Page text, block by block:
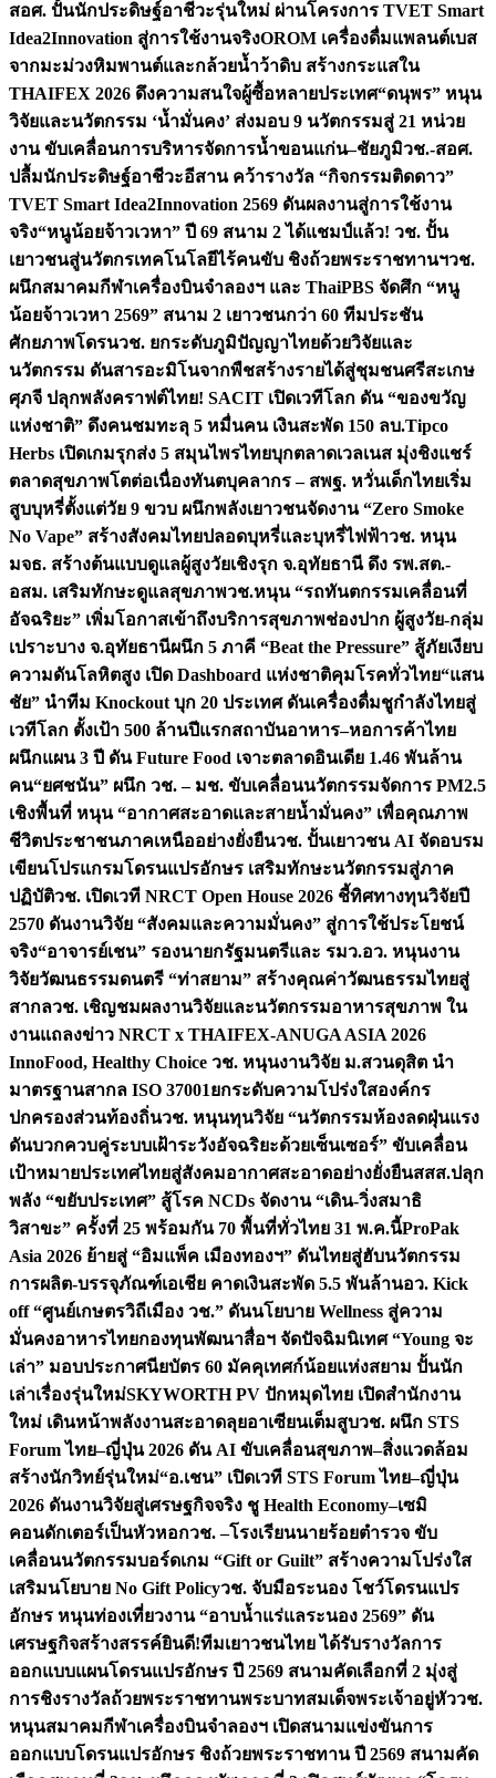
สอศ. ปั้นนักประดิษฐ์อาชีวะรุ่นใหม่ ผ่านโครงการ TVET Smart
Idea2Innovation สู่การใช้งานจริงOROM เครื่องดื่มแพลนต์เบส
จากมะม่วงหิมพานต์และกล้วยน้ำว้าดิบ สร้างกระแสใน
THAIFEX 2026 ดึงความสนใจผู้ซื้อหลายประเทศ“ดนุพร” หนุน
วิจัยและนวัตกรรม ‘น้ำมั่นคง’ ส่งมอบ 9 นวัตกรรมสู่ 21 หน่วย
งาน ขับเคลื่อนการบริหารจัดการน้ำขอนแก่น–ชัยภูมิวช.-สอศ.
ปลื้มนักประดิษฐ์อาชีวะอีสาน คว้ารางวัล “กิจกรรมติดดาว”
TVET Smart Idea2Innovation 2569 ดันผลงานสู่การใช้งาน
จริง“หนูน้อยจ้าวเวหา” ปี 69 สนาม 2 ได้แชมป์แล้ว! วช. ปั้น
เยาวชนสู่นวัตกรเทคโนโลยีไร้คนขับ ชิงถ้วยพระราชทานฯวช.
ผนึกสมาคมกีฬาเครื่องบินจำลองฯ และ ThaiPBS จัดศึก “หนู
น้อยจ้าวเวหา 2569” สนาม 2 เยาวชนกว่า 60 ทีมประชัน
ศักยภาพโดรนวช. ยกระดับภูมิปัญญาไทยด้วยวิจัยและ
นวัตกรรม ดันสารอะมิโนจากพืชสร้างรายได้สู่ชุมชนศรีสะเกษ
ศุภจี ปลุกพลังคราฟต์ไทย! SACIT เปิดเวทีโลก ดัน “ของขวัญ
แห่งชาติ” ดึงคนชมทะลุ 5 หมื่นคน เงินสะพัด 150 ลบ.Tipco
Herbs เปิดเกมรุกส่ง 5 สมุนไพรไทยบุกตลาดเวลเนส มุ่งชิงแชร์
ตลาดสุขภาพโตต่อเนื่องทันตบุคลากร – สพฐ. หวั่นเด็กไทยเริ่ม
สูบบุหรี่ตั้งแต่วัย 9 ขวบ ผนึกพลังเยาวชนจัดงาน “Zero Smoke
No Vape” สร้างสังคมไทยปลอดบุหรี่และบุหรี่ไฟฟ้าวช. หนุน
มจธ. สร้างต้นแบบดูแลผู้สูงวัยเชิงรุก จ.อุทัยธานี ดึง รพ.สต.-
อสม. เสริมทักษะดูแลสุขภาพวช.หนุน “รถทันตกรรมเคลื่อนที่
อัจฉริยะ” เพิ่มโอกาสเข้าถึงบริการสุขภาพช่องปาก ผู้สูงวัย-กลุ่ม
เปราะบาง จ.อุทัยธานีผนึก 5 ภาคี “Beat the Pressure” สู้ภัยเงียบ
ความดันโลหิตสูง เปิด Dashboard แห่งชาติคุมโรคทั่วไทย“แสน
ชัย” นำทีม Knockout บุก 20 ประเทศ ดันเครื่องดื่มชูกำลังไทยสู่
เวทีโลก ตั้งเป้า 500 ล้านปีแรกสถาบันอาหาร–หอการค้าไทย
ผนึกแผน 3 ปี ดัน Future Food เจาะตลาดอินเดีย 1.46 พันล้าน
คน“ยศชนัน” ผนึก วช. – มช. ขับเคลื่อนนวัตกรรมจัดการ PM2.5
เชิงพื้นที่ หนุน “อากาศสะอาดและสายน้ำมั่นคง” เพื่อคุณภาพ
ชีวิตประชาชนภาคเหนืออย่างยั่งยืนวช. ปั้นเยาวชน AI จัดอบรม
เขียนโปรแกรมโดรนแปรอักษร เสริมทักษะนวัตกรรมสู่ภาค
ปฏิบัติวช. เปิดเวที NRCT Open House 2026 ชี้ทิศทางทุนวิจัยปี
2570 ดันงานวิจัย “สังคมและความมั่นคง” สู่การใช้ประโยชน์
จริง“อาจารย์เชน” รองนายกรัฐมนตรีและ รมว.อว. หนุนงาน
วิจัยวัฒนธรรมดนตรี “ท่าสยาม” สร้างคุณค่าวัฒนธรรมไทยสู่
สากลวช. เชิญชมผลงานวิจัยและนวัตกรรมอาหารสุขภาพ ใน
งานแถลงข่าว NRCT x THAIFEX-ANUGA ASIA 2026
InnoFood, Healthy Choice วช. หนุนงานวิจัย ม.สวนดุสิต นำ
มาตรฐานสากล ISO 37001ยกระดับความโปร่งใสองค์กร
ปกครองส่วนท้องถิ่นวช. หนุนทุนวิจัย “นวัตกรรมห้องลดฝุ่นแรง
ดันบวกควบคู่ระบบเฝ้าระวังอัจฉริยะด้วยเซ็นเซอร์” ขับเคลื่อน
เป้าหมายประเทศไทยสู่สังคมอากาศสะอาดอย่างยั่งยืนสสส.ปลุก
พลัง “ขยับประเทศ” สู้โรค NCDs จัดงาน “เดิน-วิ่งสมาธิ
วิสาขะ” ครั้งที่ 25 พร้อมกัน 70 พื้นที่ทั่วไทย 31 พ.ค.นี้ProPak
Asia 2026 ย้ายสู่ “อิมแพ็ค เมืองทองฯ” ดันไทยสู่ฮับนวัตกรรม
การผลิต-บรรจุภัณฑ์เอเชีย คาดเงินสะพัด 5.5 พันล้านอว. Kick
off “ศูนย์เกษตรวิถีเมือง วช.” ดันนโยบาย Wellness สู่ความ
มั่นคงอาหารไทยกองทุนพัฒนาสื่อฯ จัดปัจฉิมนิเทศ “Young จะ
เล่า” มอบประกาศนียบัตร 60 มัคคุเทศก์น้อยแห่งสยาม ปั้นนัก
เล่าเรื่องรุ่นใหม่SKYWORTH PV ปักหมุดไทย เปิดสำนักงาน
ใหม่ เดินหน้าพลังงานสะอาดลุยอาเซียนเต็มสูบวช. ผนึก STS
Forum ไทย–ญี่ปุ่น 2026 ดัน AI ขับเคลื่อนสุขภาพ–สิ่งแวดล้อม
สร้างนักวิทย์รุ่นใหม่“อ.เชน” เปิดเวที STS Forum ไทย–ญี่ปุ่น
2026 ดันงานวิจัยสู่เศรษฐกิจจริง ชู Health Economy–เซมิ
คอนดักเตอร์เป็นหัวหอกวช. –โรงเรียนนายร้อยตำรวจ ขับ
เคลื่อนนวัตกรรมบอร์ดเกม “Gift or Guilt” สร้างความโปร่งใส
เสริมนโยบาย No Gift Policyวช. จับมือระนอง โชว์โดรนแปร
อักษร หนุนท่องเที่ยวงาน “อาบน้ำแร่แลระนอง 2569” ดัน
เศรษฐกิจสร้างสรรค์ยินดี!ทีมเยาวชนไทย ได้รับรางวัลการ
ออกแบบแผนโดรนแปรอักษร ปี 2569 สนามคัดเลือกที่ 2 มุ่งสู่
การชิงรางวัลถ้วยพระราชทานพระบาทสมเด็จพระเจ้าอยู่หัววช.
หนุนสมาคมกีฬาเครื่องบินจำลองฯ เปิดสนามแข่งขันการ
ออกแบบโดรนแปรอักษร ชิงถ้วยพระราชทาน ปี 2569 สนามคัด